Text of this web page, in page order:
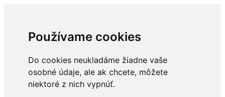
Používame cookies
Do cookies neukladáme žiadne vaše
osobné údaje, ale ak chcete, môžete
niektoré z nich vypnúť.